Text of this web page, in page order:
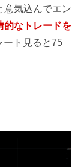
意気込んでエン
的なトレードを
ート見ると75